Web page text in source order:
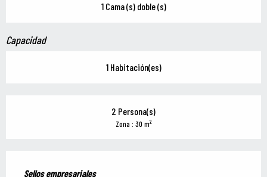
1 Cama (s) doble (s)
Capacidad
1 Habitación(es)
2 Persona(s)
Zona : 30 m2
Sellos empresariales
Sellos empresariales